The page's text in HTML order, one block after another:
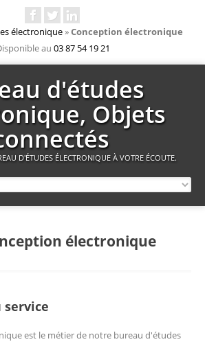
électronique»Conception électronique
au 03 87 54 19 21
Objets
D'ÉTUDES ÉLECTRONIQUE À VOTRE ÉCOUTE.
électronique
service
est le métier de notre bureau d'études